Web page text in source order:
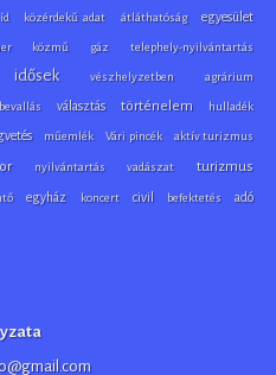
közérdekű adat átláthatóság egyesület
közmű gáz telephely-nyilvántartás
idősek vészhelyzetben agrárium
bevallás választás történelem hulladék
műemlék Vári pincék aktív turizmus
nyilvántartás vadászat turizmus
egyház koncert civil befektetés adó